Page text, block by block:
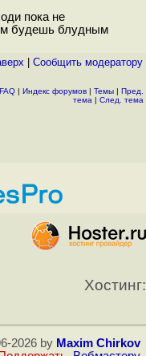
пока не
будешь блудным
Cообщить модератору
| Индекс форумов | Темы | Пред.
тема | След. тема
Хостинг:
2026 by Maxim Chirkov